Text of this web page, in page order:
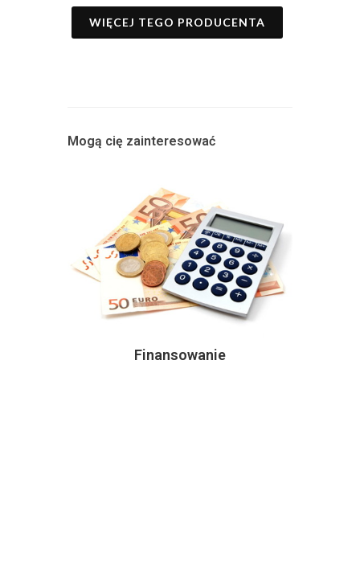
WIĘCEJ TEGO PRODUCENTA
Mogą cię zainteresować
Finansowanie